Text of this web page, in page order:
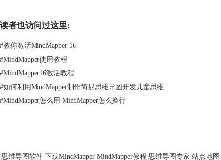
读者也访问过这里:
#教你激活MindMapper 16
#MindMapper使用教程
#MindMapper16激活教程
#如何利用MindMapper制作简易思维导图开发儿童思维
#MindMapper怎么用 MindMapper怎么换行
思维导图软件 下载MindMapper MindMapper教程 思维导图专家 站点地图